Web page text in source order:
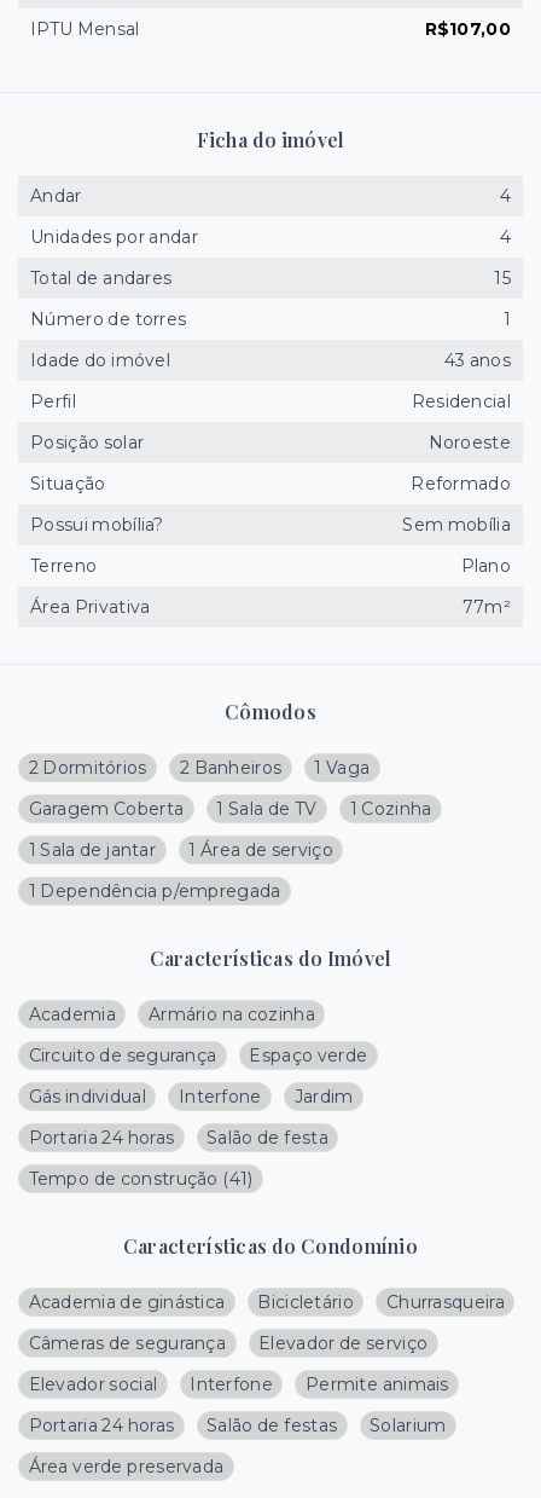
Cômodos
2 Dormitórios 2 Banheiros
1 Vaga
Garagem Coberta
1 Sala de TV
1 Cozinha
1 Sala de jantar
1 Área de serviço
1 Dependência p/empregada
Características do Imóvel
Academia
Armário na cozinha
Circuito de segurança
Espaço verde
Gás individual
Interfone
Jardim
Portaria 24 horas
Salão de festa
Tempo de construção (41)
Características do Condomínio
Academia de ginástica Bicicletário
Churrasqueira
Câmeras de segurança
Elevador de serviço
Elevador social
Interfone
Permite animais
Portaria 24 horas
Salão de festas
Solarium
Área verde preservada
IPTU Mensal
R$107,00
Ficha do imóvel
Andar
4
Unidades por andar
4
Total de andares
15
Número de torres
1
Idade do imóvel
43 anos
Perfil
Residencial
Posição solar
Noroeste
Situação
Reformado
Possui mobília?
Sem mobília
Terreno
Plano
Área Privativa
77m²